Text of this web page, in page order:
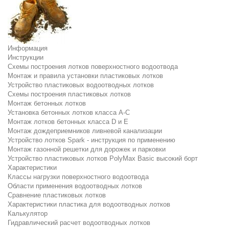
Информация
Инструкции
Схемы построения лотков поверхностного водоотвода
Монтаж и правила установки пластиковых лотков
Устройство пластиковых водоотводных лотков
Схемы построения пластиковых лотков
Монтаж бетонных лотков
Установка бетонных лотков класса A-C
Монтаж лотков бетонных класса D и E
Монтаж дождеприемников ливневой канализации
Устройство лотков Spark - инструкция по применению
Монтаж газонной решетки для дорожек и парковки
Устройство пластиковых лотков PolyMax Basic высокий борт
Характеристики
Классы нагрузки поверхностного водоотвода
Области применения водоотводных лотков
Сравнение пластиковых лотков
Характеристики пластика для водоотводных лотков
Калькулятор
Гидравлический расчет водоотводных лотков